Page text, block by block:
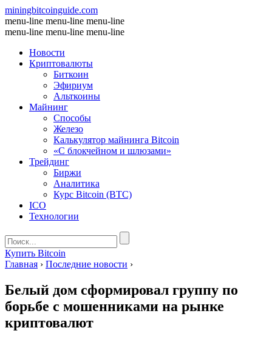
miningbitcoinguide.com
menu-line menu-line menu-line
menu-line menu-line menu-line
Новости
Криптовалюты
Биткоин
Эфириум
Альткоины
Майнинг
Способы
Железо
Калькулятор майнинга Bitcoin
«С блокчейном и шлюзами»
Трейдинг
Биржи
Аналитика
Курс Bitcoin (BTC)
ICO
Технологии
Купить Bitcoin
Главная › Последние новости ›
Белый дом сформировал группу по
борьбе с мошенниками на рынке
криптовалют